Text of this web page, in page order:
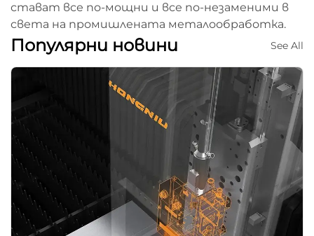
стават все по-мощни и все по-незаменими в
света на промишлената металообработка.
Популярни новини See All